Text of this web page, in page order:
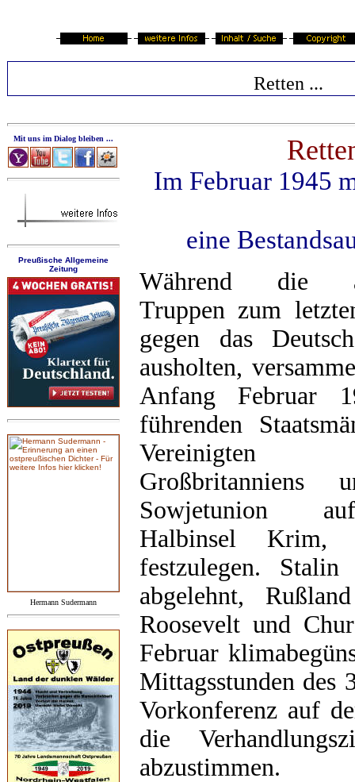
Retten ...
Mit uns im Dialog bleiben ...
Preußische Allgemeine
Zeitung
Hermann Sudermann
Im Februar 1945
eine
Während die
Truppen zum
gegen das
ausholten,
Anfang Februar
führenden
Vereinigten
Großbritanniens
Sowjetunion
Halbinsel Krim,
festzulegen.
abgelehnt,
Roosevelt und
Februar
Mittagsstunden des
Vorkonferenz auf
die
abzustimmen.